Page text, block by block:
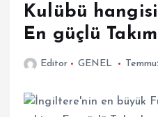
Kulübü
En güçlü
Editor GENEL